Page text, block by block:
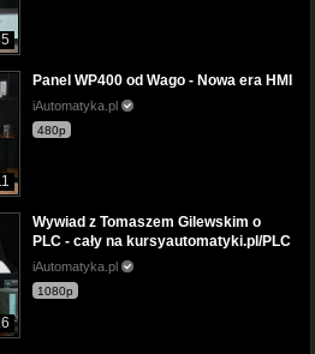
Panel WP400 od Wago - Nowa era HMI
iAutomatyka.pl
480p
Wywiad z Tomaszem Gilewskim o
PLC - cały na kursyautomatyki.pl/PLC
iAutomatyka.pl
1080p